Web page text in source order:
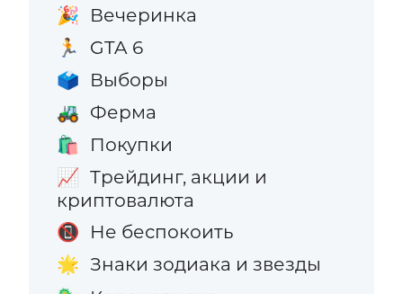
🎉 Вечеринка
🏃 GTA 6
🗳️ Выборы
🚜 Ферма
🛍️ Покупки
📈 Трейдинг, акции и
криптовалюта
📵 Не беспокоить
🌟 Знаки зодиака и звезды